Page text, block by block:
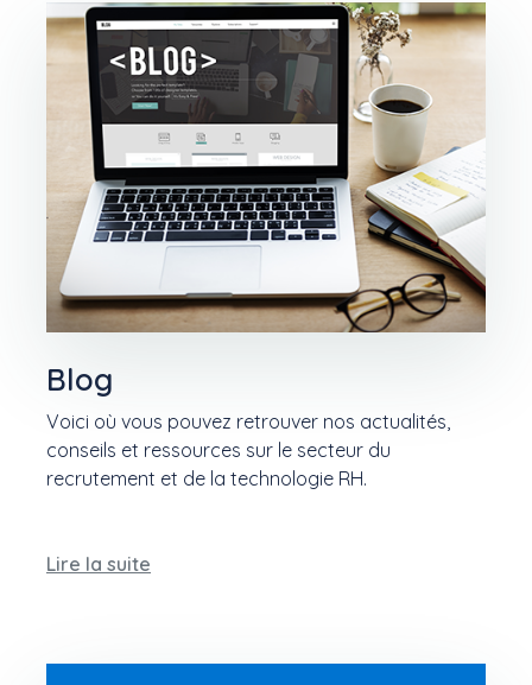
Blog
Voici où vous pouvez retrouver nos actualités,
conseils et ressources sur le secteur du
recrutement et de la technologie RH.
Lire la suite